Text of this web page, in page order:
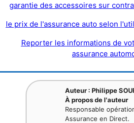
garantie des accessoires sur
le prix de l'assurance auto selon
Reporter les informations de
assurance
Auteur : Philippe
À propos de l'auteur
Responsable
Assurance en Direct.